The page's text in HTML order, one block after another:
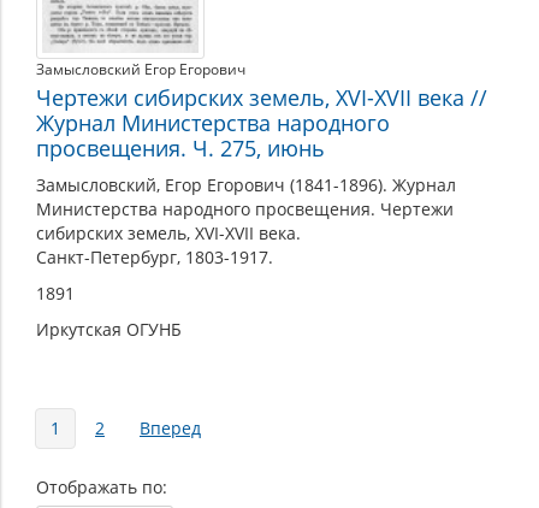
Замысловский Егор Егорович
Чертежи сибирских земель, XVI-XVII века //
Журнал Министерства народного
просвещения. Ч. 275, июнь
Замысловский, Егор Егорович (1841-1896). Журнал
Министерства народного просвещения. Чертежи
сибирских земель, XVI-XVII века.
Санкт-Петербург, 1803-1917.
1891
Иркутская ОГУНБ
Страницы
1 2 Вперед
Отображать по